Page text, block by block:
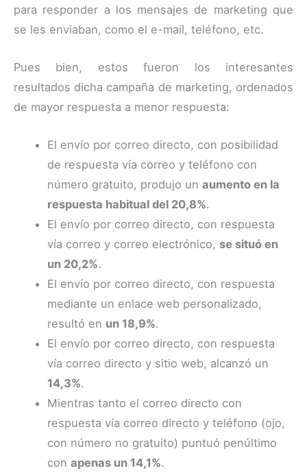
para responder a los mensajes de marketing que
se les enviaban, como el e-mail, teléfono, etc.
Pues bien, estos fueron los interesantes
resultados dicha campaña de marketing, ordenados
de mayor respuesta a menor respuesta:
El envío por correo directo, con posibilidad
de respuesta vía correo y teléfono con
número gratuito, produjo unaumento en la
respuesta habitual del 20,8%.
El envío por correo directo, con respuesta
vía correo y correo electrónico, se situó en
un 20,2%.
El envío por correo directo, con respuesta
mediante un enlace web personalizado,
resultó en un 18,9%.
El envío por correo directo, con respuesta
vía correo directo y sitio web, alcanzó un
14,3%.
Mientras tanto el correo directo con
respuesta vía correo directo y teléfono (ojo,
con número no gratuito) puntuó penúltimo
conapenas un 14,1%.